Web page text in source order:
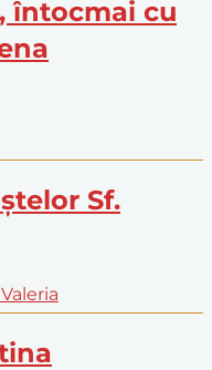
întocmai cu
Sf.